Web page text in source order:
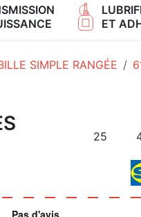
ET
SIMPLE RANGÉE
25